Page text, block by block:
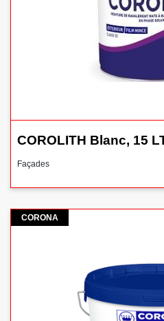
COROLITH Blanc, 15
Façades
CORONA
Corona